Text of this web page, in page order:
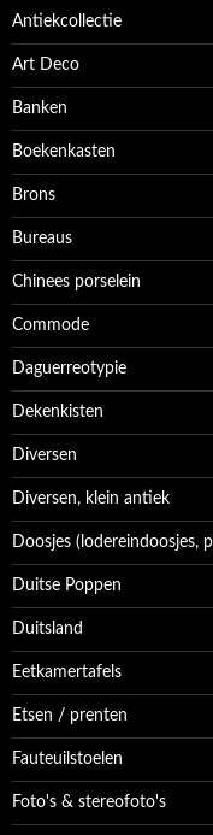
Antiekcollectie
Art Deco
Banken
Boekenkasten
Brons
Bureaus
Chinees porselein
Commode
Daguerreotypie
Dekenkisten
Diversen
Diversen, klein antiek
Doosjes (lodereindoosjes,
Duitse Poppen
Duitsland
Eetkamertafels
Etsen / prenten
Fauteuilstoelen
Foto's & stereofoto's